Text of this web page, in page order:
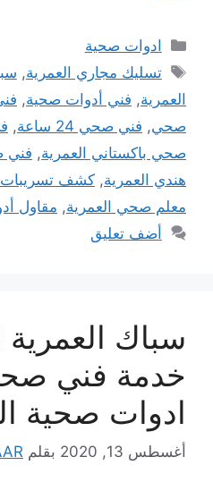
التصنيفات
ادوات صحية
الوسوم
تسليك مجاري العمرية,
العمرية, فني أدوات صحية,
صحي, فني صحي 24 ساعة ,
صحي باكستاني العمرية, فني
هندي العمرية, كشف تسريبات
معلم صحي العمرية, مقاول
أضف تعليق
خدمة فني
ادوات صحية
أغسطس 13, 2020 بقلم